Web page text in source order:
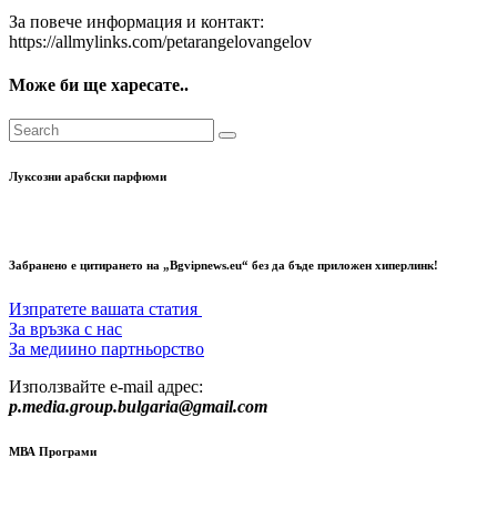
За повече информация и контакт:
https://allmylinks.com/petarangelovangelov
Може би ще харесате..
Луксозни арабски парфюми
Забранено е цитирането на „Bgvipnews.eu“ без да бъде приложен хиперлинк!
Изпратете вашата статия
За връзка с нас
За медиино партньорство
Използвайте e-mail адрес:
p.media.group.bulgaria@gmail.com
МВА Програми